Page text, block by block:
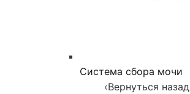
Система сбора мочи
‹Вернуться назад